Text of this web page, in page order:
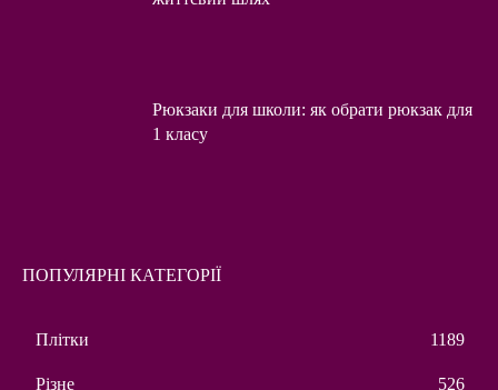
Рюкзаки для школи: як обрати рюкзак для
1 класу
ПОПУЛЯРНІ КАТЕГОРІЇ
Плітки 1189
Різне 526